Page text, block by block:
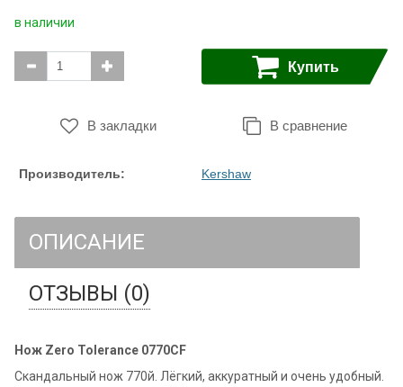
в наличии
Купить
В закладки В сравнение
Производитель: Kershaw
ОПИСАНИЕ
ОТЗЫВЫ (0)
Нож Zero Tolerance 0770CF
Скандальный нож 770й. Лёгкий, аккуратный и очень удобный.